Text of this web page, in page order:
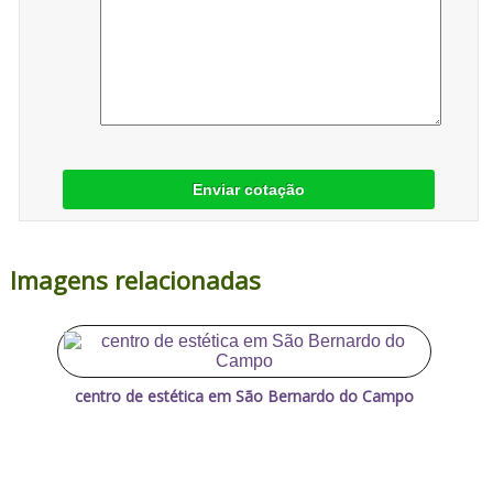
Enviar cotação
Imagens relacionadas
centro de estética em São Bernardo do Campo